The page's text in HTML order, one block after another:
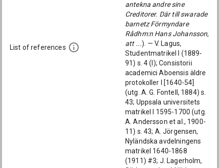
List of references
antekna andre sine
Creditorer. Där till swarade
barnetz Förmyndare
Rådhm:n Hans Johansson,
att ...). — V. Lagus,
Studentmatrikel I (1889-
91) s. 4 (I); Consistorii
academici Aboensis äldre
protokoller I [1640-54]
(utg. A. G. Fontell, 1884) s.
43; Uppsala universitets
matrikel I 1595-1700 (utg.
A. Andersson et al., 1900-
11) s. 43; A. Jörgensen,
Nyländska avdelningens
matrikel 1640-1868
(1911) #3; J. Lagerholm,